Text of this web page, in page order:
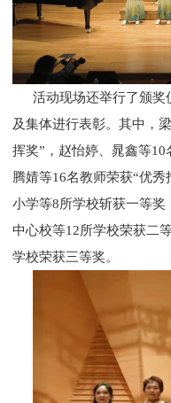
活动现场还举行了颁奖
及集体进行表彰。其中，
挥奖”，赵怡婷、晁鑫等10
腾婧等16名教师荣获“优
小学等8所学校斩获一等
中心校等12所学校荣获二
学校荣获三等奖。